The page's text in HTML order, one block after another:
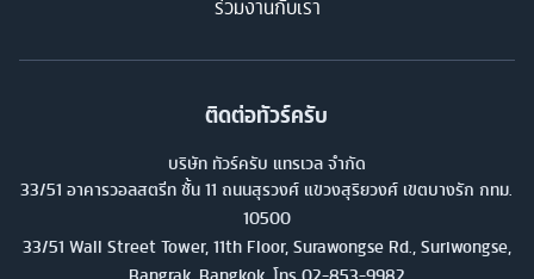
ร่วมงานกับเรา
ติดต่อทัวร์ครับ
บริษัท ทัวร์ครับ แทรเวล จำกัด
33/51 อาคารวอลสตรีท ชั้น 11 ถนนสุรวงศ์ แขวงสุริยวงศ์ เขตบางรัก กทม.
10500
33/51 Wall Street Tower, 11th Floor, Surawongse Rd., Suriwongse,